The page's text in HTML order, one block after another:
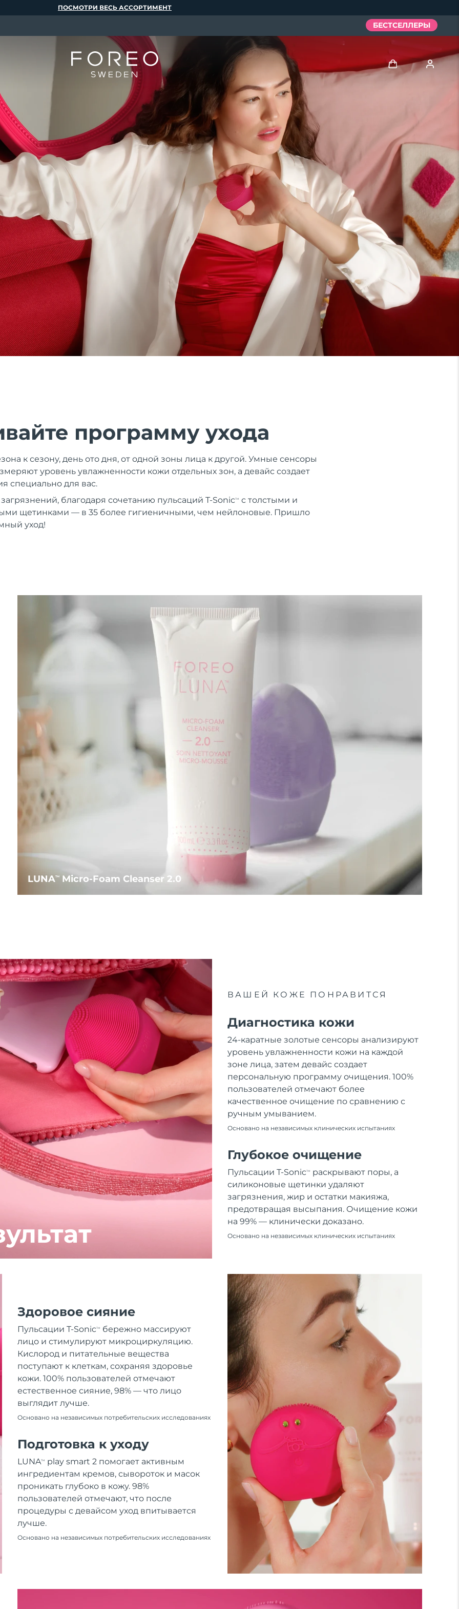
программу ухода
к сезону, день ото дня, от одной зоны лица к другой. Умные сенсоры
уровень увлажненности кожи отдельных зон, а девайс создает
специально для вас.
благодаря сочетанию пульсаций T-SonicTM
с толстыми и
щетинками — в 35 более гигиеничными, чем нейлоновые. Пришло
уход!
LUNATMMicro-Foam Cleanser 2.0
ВАШЕЙ КОЖЕ ПОНРАВИТСЯ
Диагностика кожи
24-каратные золотые сенсоры анализируют
уровень увлажненности кожи на каждой
зоне лица, затем девайс создает
персональную программу очищения. 100%
пользователей отмечают более
качественное очищение по сравнению с
ручным умыванием.
Основано на независимых клинических испытаниях
Глубокое очищение
Пульсации T-SonicTM
раскрывают поры, а
силиконовые щетинки удаляют
загрязнения, жир и остатки макияжа,
предотвращая высыпания. Очищение кожи
на 99% — клинически доказано.
Основано на независимых клинических испытаниях
Здоровое сияние
Пульсации T-SonicTM
бережно массируют
лицо и стимулируют микроциркуляцию.
Кислород и питательные вещества
поступают к клеткам, сохраняя здоровье
кожи. 100% пользователей отмечают
естественное сияние, 98% — что лицо
выглядит лучше.
Основано на независимых потребительских исследованиях
Подготовка к уходу
LUNATM
play smart 2 помогает активным
ингредиентам кремов, сывороток и масок
проникать глубоко в кожу. 98%
пользователей отмечают, что после
процедуры с девайсом уход впитывается
лучше.
Основано на независимых потребительских исследованиях
ПОСМОТРИ ВЕСЬ АССОРТИМЕНТ
БЕСТСЕЛЛЕРЫ
Профиль пользователя
Мои приборы
Мои заказы
Мои адреса
Мои подписки